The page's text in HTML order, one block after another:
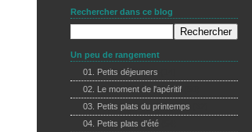
Rechercher dans ce blog
Un peu de rangement
01. Petits déjeuners
02. Le moment de l'apéritif
03. Petits plats du printemps
04. Petits plats d'été